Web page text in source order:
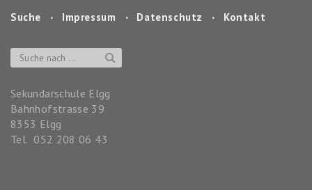
Suche ‧ Impressum ‧ Datenschutz ‧ Kontakt
Sekundarschule Elgg
Bahnhofstrasse 39
8353 Elgg
Tel. 052 208 06 43